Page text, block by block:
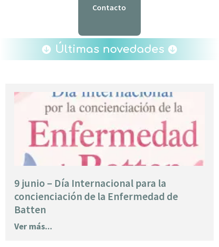
Contacto
Últimas novedades
9 junio – Día Internacional para la
concienciación de la Enfermedad de
Batten
Ver más...